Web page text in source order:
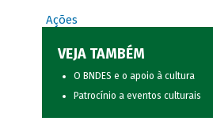
Ações
VEJA TAMBÉM
O BNDES e o apoio à cultura
Patrocínio a eventos culturais